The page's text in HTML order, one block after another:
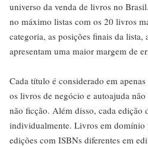
universo da venda de livros no
no máximo listas com os 20 livros
categoria, as posições finais da lista,
apresentam uma maior margem de
Cada título é considerado em
os livros de negócio e autoajuda
não ficção. Além disso, cada edição
individualmente. Livros em domínio
edições com ISBNs diferentes em